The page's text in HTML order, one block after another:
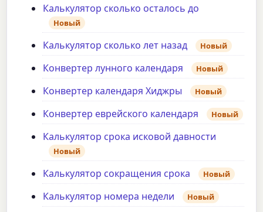
Калькулятор сколько осталось до
Новый
Калькулятор сколько лет назад Новый
Конвертер лунного календаря Новый
Конвертер календаря Хиджры Новый
Конвертер еврейского календаря Новый
Калькулятор срока исковой давности
Новый
Калькулятор сокращения срока Новый
Калькулятор номера недели Новый